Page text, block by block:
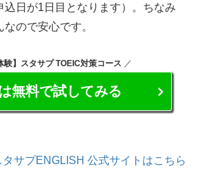
日が1日目となります）。ちなみ
ので安心です。
験】スタサプ TOEIC対策コース ／
無料で試してみる
サプENGLISH 公式サイトはこちら